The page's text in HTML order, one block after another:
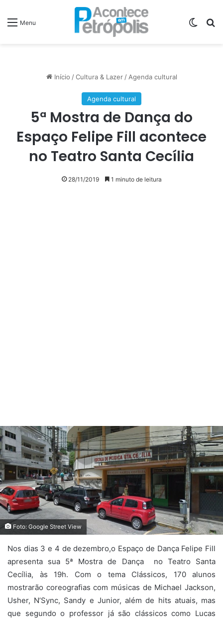
Menu
Início / Cultura & Lazer / Agenda cultural
Agenda cultural
5ª Mostra de Dança do
Espaço Felipe Fill acontece
no Teatro Santa Cecília
28/11/2019 1 minuto de leitura
Foto: Google Street View
Nos dias 3 e 4 de dezembro,o Espaço de Dança Felipe Fill
apresenta sua 5ª Mostra de Dança no Teatro Santa
Cecília, às 19h. Com o tema Clássicos, 170 alunos
mostrarão coreografias com músicas de Michael Jackson,
Usher, N’Sync, Sandy e Junior, além de hits atuais, mas
que segundo o professor já são clássicos como Lucas